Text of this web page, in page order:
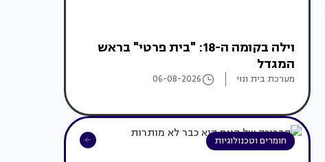
וילה בקומה ה-18: "בית פרטי" בראש
המגדל
מערכת בית ונוי 06-08-2026
חומרים וטכנולוגיות